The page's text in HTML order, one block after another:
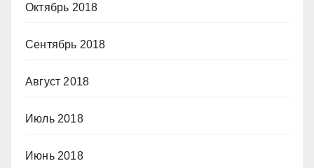
Октябрь 2018
Сентябрь 2018
Август 2018
Июль 2018
Июнь 2018